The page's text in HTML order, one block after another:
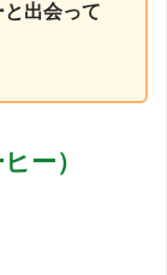
出会って
ー）